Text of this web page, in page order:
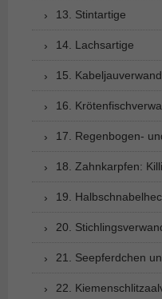
13. Stintartige
14. Lachsartige
15.
16.
17. Regenbogen-
18. Zahnkarpfen:
19.
20.
21. Seepferdchen
22.